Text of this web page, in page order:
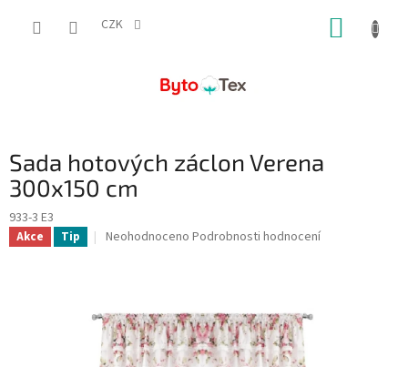
CZK
Sada hotových záclon Verena
300x150 cm
933-3 E3
Akce Tip
Průměrné
z
5
hvězdiček.
Neohodnoceno Podrobnosti hodnocení